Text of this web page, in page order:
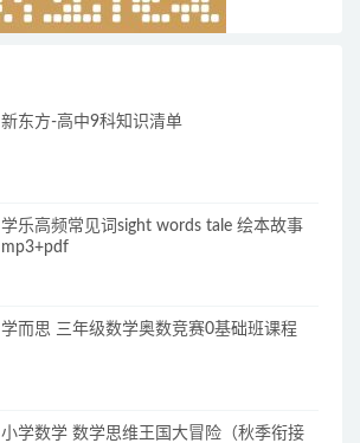
新东方-高中9科知识清单
学乐高频常见词sight words tale 绘本故事
mp3+pdf
学而思 三年级数学奥数竞赛0基础班课程
小学数学 数学思维王国大冒险（秋季衔接